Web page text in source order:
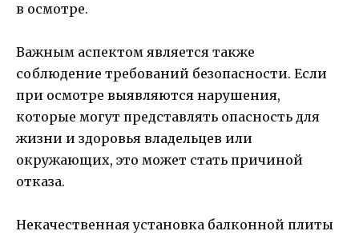
в осмотре.
Важным аспектом является также
соблюдение требований безопасности. Если
при осмотре выявляются нарушения,
которые могут представлять опасность для
жизни и здоровья владельцев или
окружающих, это может стать причиной
отказа.
Некачественная установка балконной плиты